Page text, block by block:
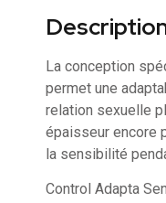
La conception
permet une
relation sexuelle
épaisseur encore
la sensibilité
Control Adapta